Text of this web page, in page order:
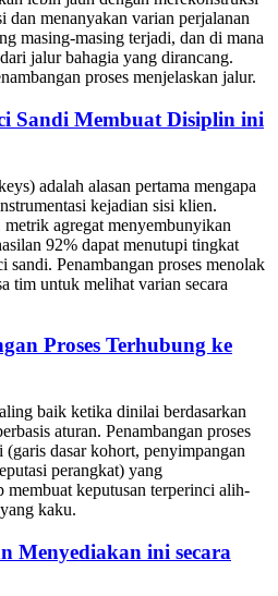
dan menanyakan varian perjalanan
masing-masing terjadi, dan di mana
jalur bahagia yang dirancang.
proses menjelaskan jalur.
Sandi Membuat Disiplin ini
adalah alasan pertama mengapa
kejadian sisi klien.
metrik agregat menyembunyikan
92% dapat menutupi tingkat
Penambangan proses menolak
tim untuk melihat varian secara
Proses Terhubung ke
baik ketika dinilai berdasarkan
aturan. Penambangan proses
dasar kohort, penyimpangan
perangkat) yang
membuat keputusan terperinci alih-
kaku.
Menyediakan ini secara